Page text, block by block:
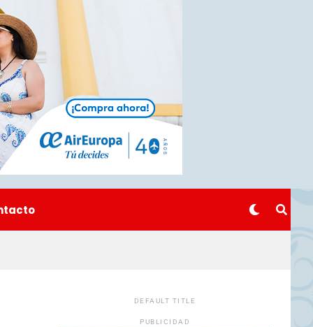
DEFAULT TITLE
PUBLICIDAD